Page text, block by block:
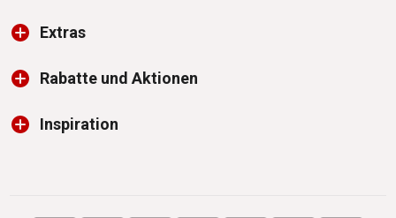
Extras
Rabatte und Aktionen
Inspiration